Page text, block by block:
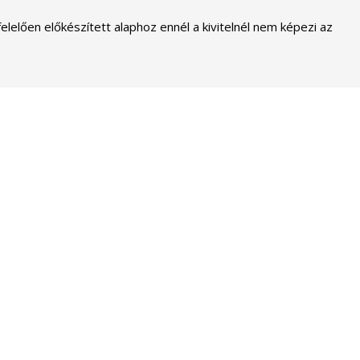
előkészített alaphoz ennél a kivitelnél nem képezi az